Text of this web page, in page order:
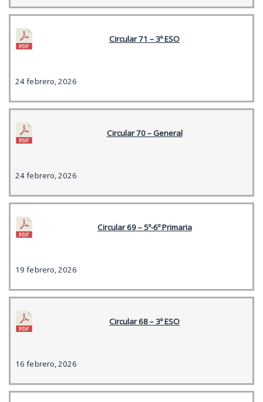
Circular 71 – 3º ESO
24 febrero, 2026
Circular 70 – General
24 febrero, 2026
Circular 69 – 5º-6º Primaria
19 febrero, 2026
Circular 68 – 3º ESO
16 febrero, 2026